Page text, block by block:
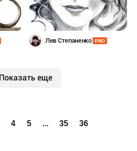
Лев Степаненко PRO
Показать еще
4 5 ... 35 36